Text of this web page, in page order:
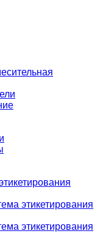
этикетирования
этикетирования